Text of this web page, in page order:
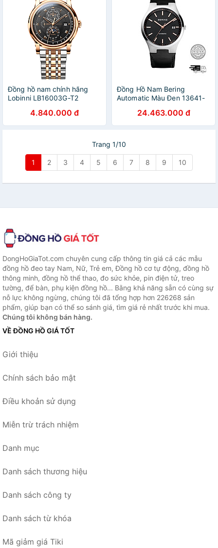
Đồng hồ nam chính hãng
Lobinni LB16003G-T2
4.840.000 đ
Đồng Hồ Nam Bering
Automatic Màu Đen 13641-
24.463.000 đ
Trang 1/10
1 2 3 4 5 6 7 8 9 10
DongHoGiaTot.com chuyên cung cấp thông tin giá cả các mẫu
đồng hồ đeo tay Nam, Nữ, Trẻ em, Đồng hồ cơ tự động, đồng hồ
thông minh, đồng hồ thể thao, đo sức khỏe, pin điện tử, treo
tường, để bàn, phụ kiện đồng hồ... Bằng khả năng sẵn có cùng sự
nỗ lực không ngừng, chúng tôi đã tổng hợp hơn 226268 sản
phẩm, giúp bạn có thể so sánh giá, tìm giá rẻ nhất trước khi mua.
Chúng tôi không bán hàng.
VỀ ĐỒNG HỒ GIÁ TỐT
Giới thiệu
Chính sách bảo mật
Điều khoản sử dụng
Miễn trừ trách nhiệm
Danh mục
Danh sách thương hiệu
Danh sách công ty
Danh sách từ khóa
Mã giảm giá Tiki